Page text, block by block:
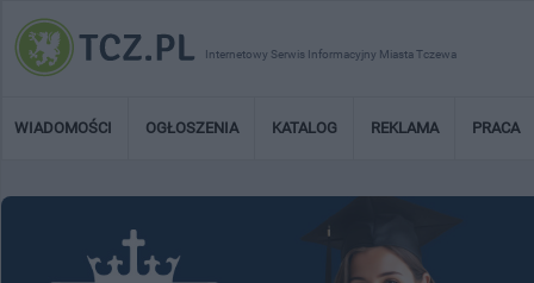
Internetowy Serwis Informacyjny Miasta Tczewa
WIADOMOŚCI OGŁOSZENIA KATALOG REKLAMA PRACA